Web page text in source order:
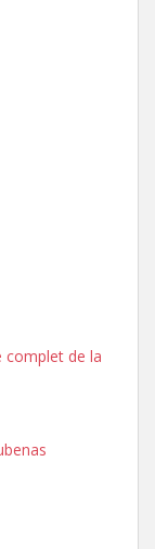
complet de la